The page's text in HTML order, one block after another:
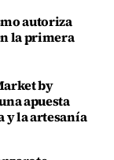
autoriza
la primera
by
apuesta
y la artesanía